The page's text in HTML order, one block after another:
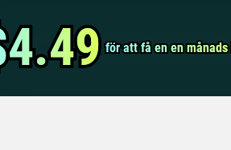
för att få en en månads
för att få en en månads